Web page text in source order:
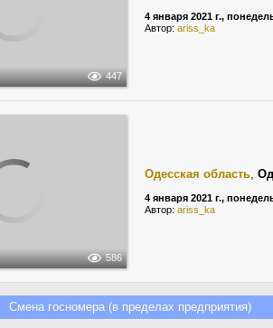
447
4 января 2021 г.,
Автор: ariss_ka
586
Одесская область,
4 января 2021 г.,
Автор: ariss_ka
Смена госномера (в пределах предприятия)